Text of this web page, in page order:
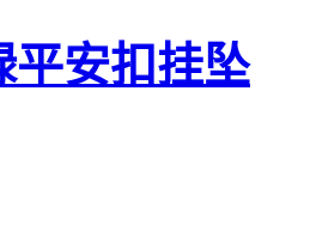
平安扣挂坠